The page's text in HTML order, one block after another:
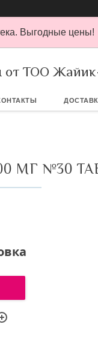
Выгодные цены!
ТОО
МГ №30